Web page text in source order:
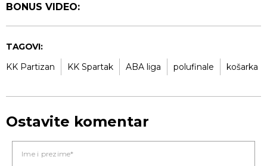
BONUS VIDEO:
TAGOVI:
KK Partizan
KK Spartak ABA liga polufinale košarka
Ostavite komentar